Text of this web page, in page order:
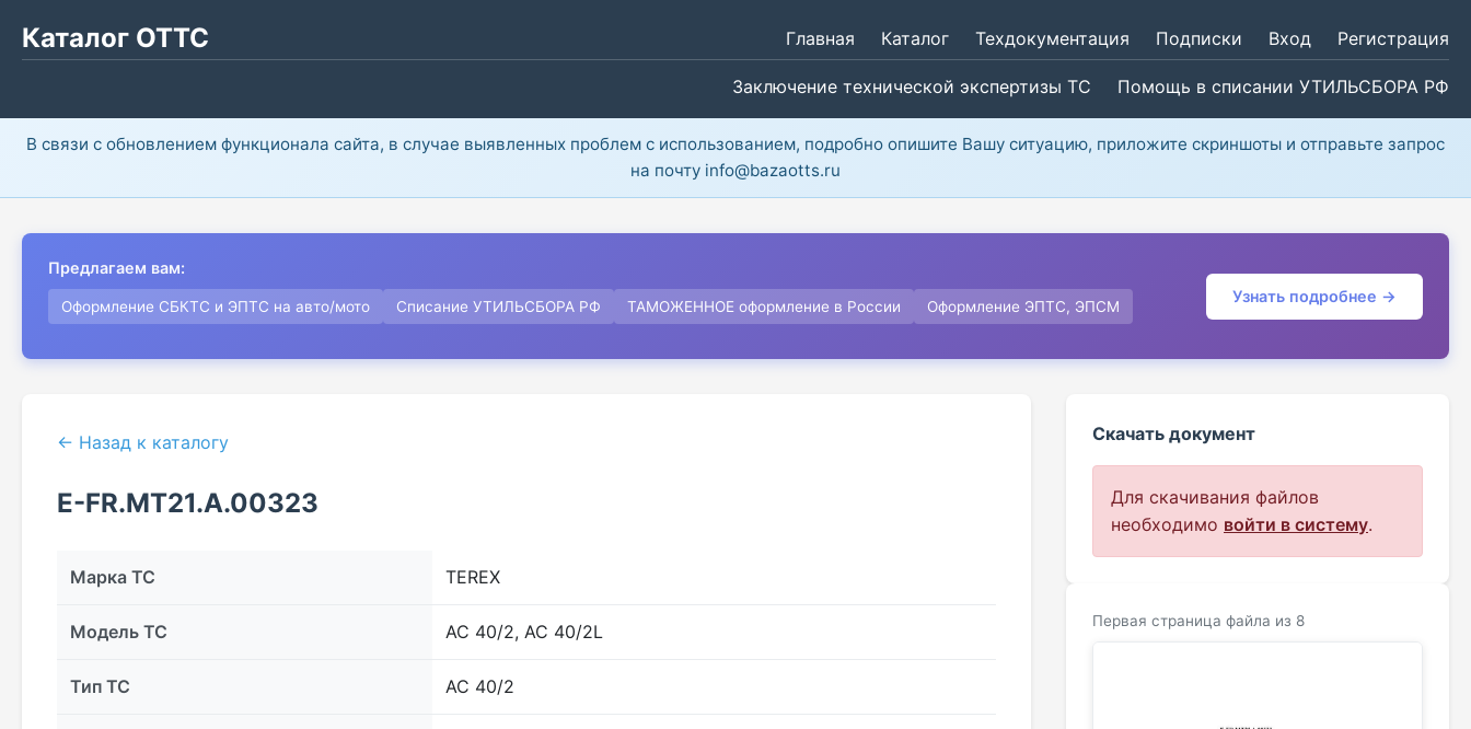
Каталог ОТТС Главная Каталог Техдокументация Подписки Вход Регистрация
Заключение технической экспертизы ТС Помощь в списании УТИЛЬСБОРА РФ
В связи с обновлением функционала сайта, в случае выявленных проблем с использованием, подробно опишите Вашу ситуацию, приложите скриншоты и отправьте запрос
на почту info@bazaotts.ru
Предлагаем вам:
Оформление СБКТС и ЭПТС на авто/мото Списание УТИЛЬСБОРА РФ ТАМОЖЕННОЕ оформление в России Оформление ЭПТС, ЭПСМ
Узнать подробнее →
← Назад к каталогу
E-FR.MT21.А.00323
Марка ТС TEREX
Модель ТС AC 40/2, АС 40/2L
Тип ТС AC 40/2
Скачать документ
Для скачивания файлов
необходимо войти в систему.
Первая страница файла из 8